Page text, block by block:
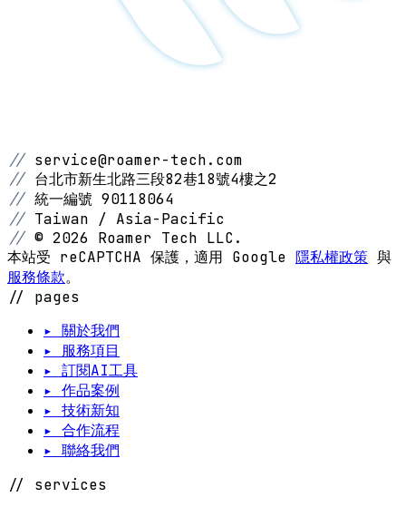
// service@roamer-tech.com
// 台北市新生北路三段82巷18號4樓之2
// 統一編號 90118064
// Taiwan / Asia-Pacific
// © 2026 Roamer Tech LLC.
本站受 reCAPTCHA 保護，適用 Google 隱私權政策 與
服務條款。
// pages
▸ 關於我們
▸ 服務項目
▸ 訂閱AI工具
▸ 作品案例
▸ 技術新知
▸ 合作流程
▸ 聯絡我們
// services